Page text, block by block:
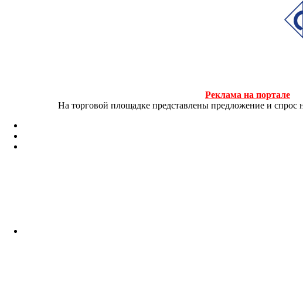
Реклама на портале
На торговой площадке представлены предложение и спрос